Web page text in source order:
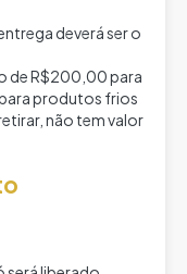
deverá ser o
de R$200,00 para
produtos frios
não tem valor